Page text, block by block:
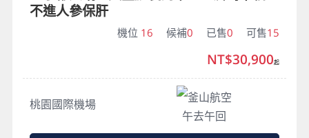
不進人參保肝
機位 16 候補0 已售0 可售15
桃園國際機場
釜山航空
午去午回
NT$30,900起